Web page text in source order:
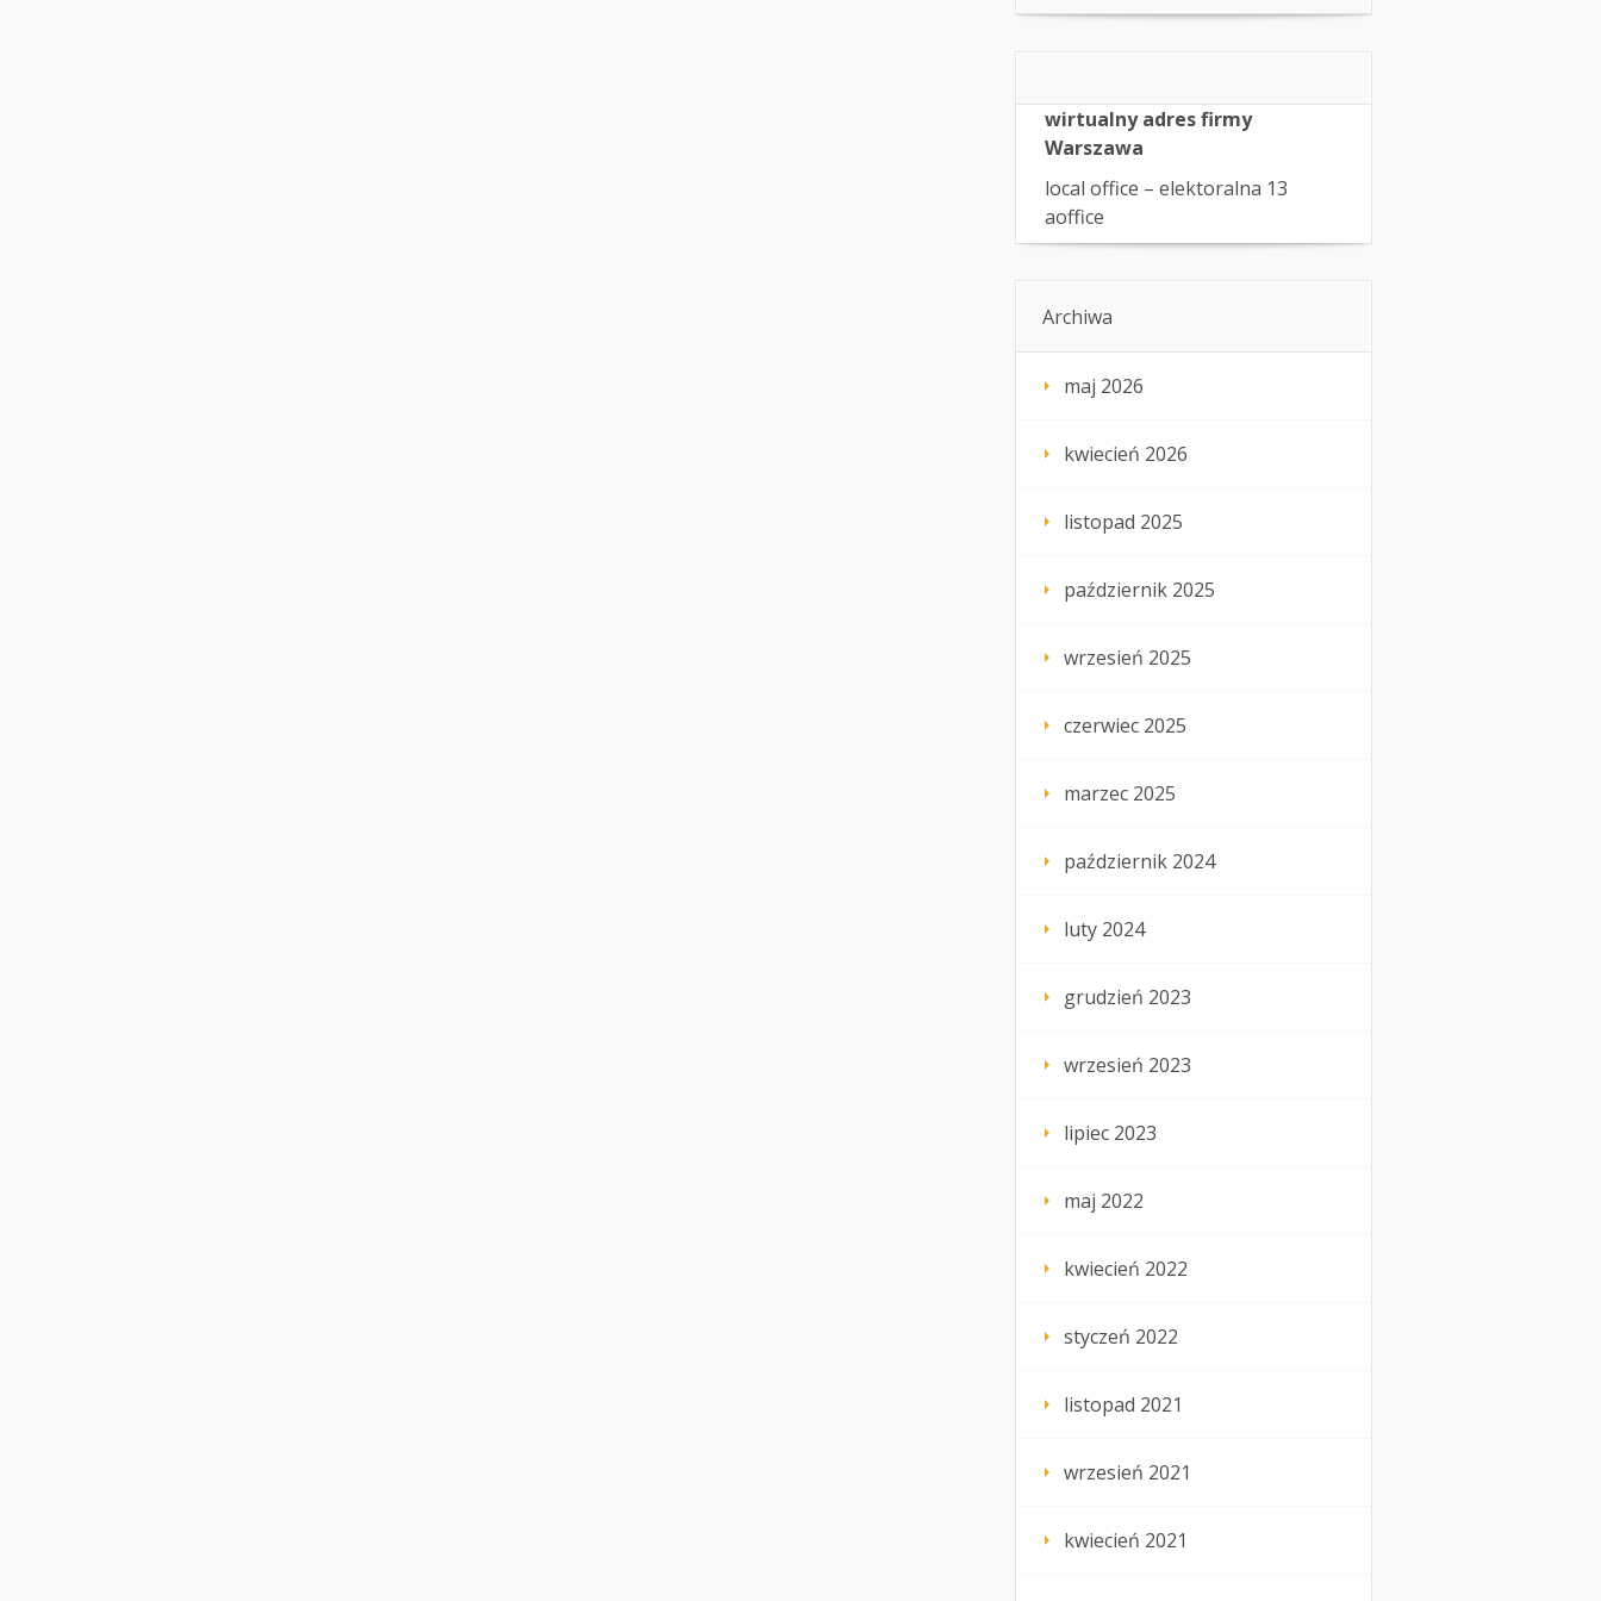
wirtualny adres firmy
Warszawa
local office – elektoralna 13
aoffice
Archiwa
maj 2026
kwiecień 2026
listopad 2025
październik 2025
wrzesień 2025
czerwiec 2025
marzec 2025
październik 2024
luty 2024
grudzień 2023
wrzesień 2023
lipiec 2023
maj 2022
kwiecień 2022
styczeń 2022
listopad 2021
wrzesień 2021
kwiecień 2021